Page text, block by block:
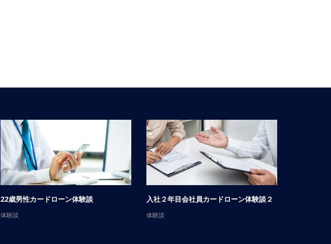
22歳男性カードローン体験談
体験談
入社２年目会社員カードローン体験談２
体験談